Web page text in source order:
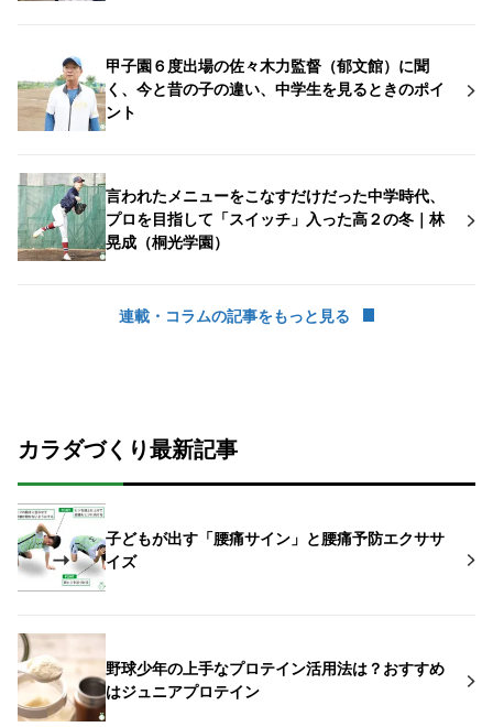
甲子園６度出場の佐々木力監督（郁文館）に聞
く、今と昔の子の違い、中学生を見るときのポイ
ント
言われたメニューをこなすだけだった中学時代、
プロを目指して「スイッチ」入った高２の冬｜林
晃成（桐光学園）
連載・コラムの記事をもっと見る
カラダづくり最新記事
子どもが出す「腰痛サイン」と腰痛予防エクササ
イズ
野球少年の上手なプロテイン活用法は？おすすめ
はジュニアプロテイン